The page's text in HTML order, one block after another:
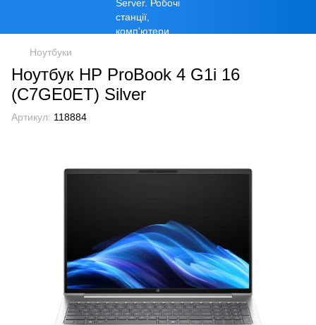
Ноутбуки
Ноутбук HP ProBook 4 G1i 16
(C7GE0ET) Silver
Артикул: 118884